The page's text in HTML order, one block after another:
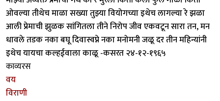
ओवल्या तीथेच माळा सख्या तुझ्या वियोगच्या इथेच लागल्या रे झळा
आली प्रेमाची झुळक सांगितला तीने निरोप जीव एकवटून सारा तन, मन
धावले तडक नका बघू दिवास्वप्ने नका मनोमनी जळू दर तीन महिन्यांनी
इथेच यायचा कल्हईवाला काळू -कसरत २४-१२-१९६५
काव्यरस
वय
विराणी